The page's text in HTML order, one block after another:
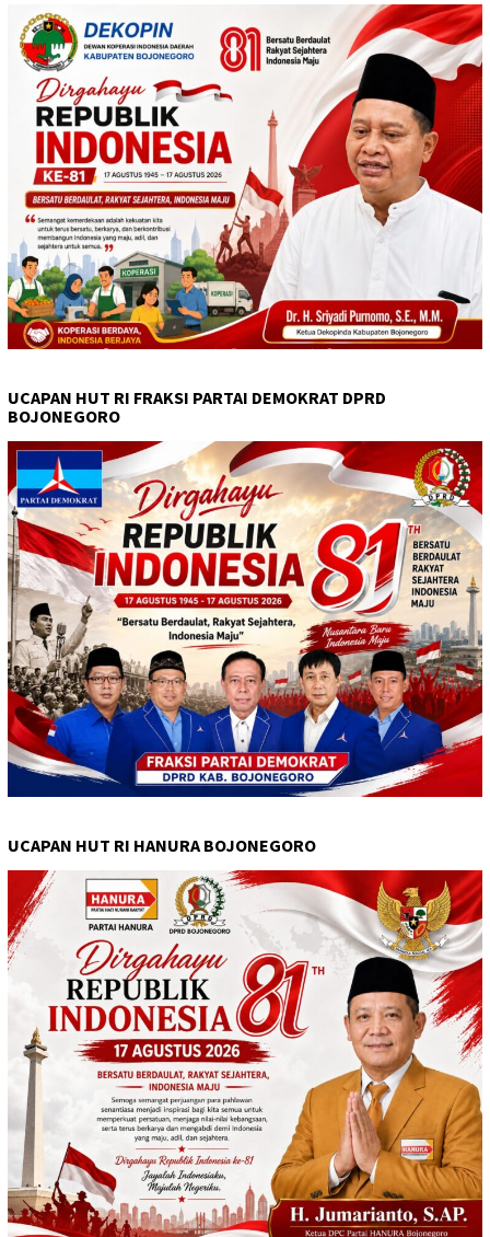
UCAPAN HUT RI FRAKSI PARTAI DEMOKRAT DPRD
BOJONEGORO
UCAPAN HUT RI HANURA BOJONEGORO